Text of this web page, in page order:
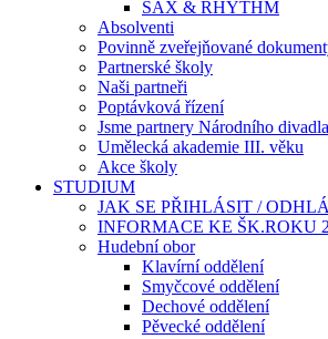
SAX & RHYTHM
Absolventi
Povinně zveřejňované
Partnerské školy
Naši partneři
Poptávková řízení
Jsme partnery Národního divadla
Umělecká akademie III. věku
Akce školy
STUDIUM
JAK SE PŘIHLÁSIT /
INFORMACE KE ŠK.ROKU
Hudební obor
Klavírní oddělení
Smyčcové oddělení
Dechové oddělení
Pěvecké oddělení